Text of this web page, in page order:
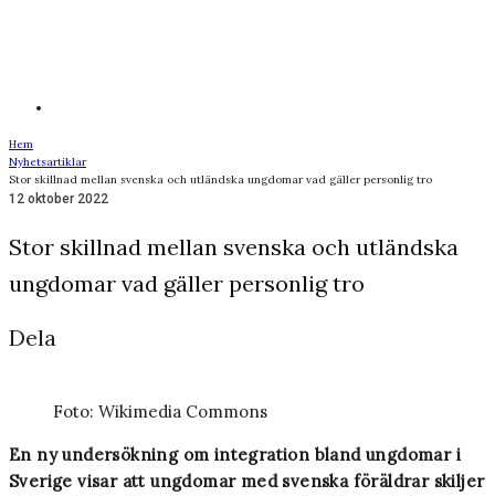
Hem
Nyhetsartiklar
Stor skillnad mellan svenska och utländska ungdomar vad gäller personlig tro
12 oktober 2022
Stor skillnad mellan svenska och utländska
ungdomar vad gäller personlig tro
Dela
Foto: Wikimedia Commons
En ny undersökning om integration bland ungdomar i
Sverige visar att ungdomar med svenska föräldrar skiljer